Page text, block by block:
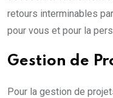
retours interminables
pour vous et pour la
Gestion de
Pour la gestion de